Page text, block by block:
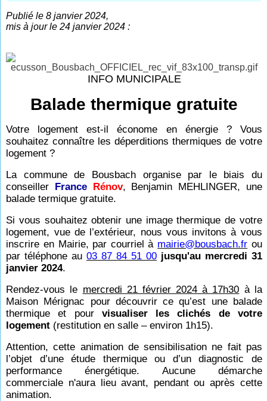
Publié le 8 janvier 2024,
mis à jour le 24 janvier 2024 :
INFO MUNICIPALE
Balade thermique gratuite
Votre logement est-il économe en énergie ? Vous
souhaitez connaître les déperditions thermiques de votre
logement ?
La commune de Bousbach organise par le biais du
conseiller France Rénov, Benjamin MEHLINGER, une
balade termique gratuite.
Si vous souhaitez obtenir une image thermique de votre
logement, vue de l’extérieur, nous vous invitons à vous
inscrire en Mairie, par courriel à mairie@bousbach.fr ou
par téléphone au03 87 84 51 00 jusqu'au mercredi 31
janvier 2024.
Rendez-vous le mercredi 21 février 2024 à 17h30 à la
Maison Mérignac pour découvrir ce qu’est une balade
thermique et pour visualiser les clichés de votre
logement (restitution en salle – environ 1h15).
Attention, cette animation de sensibilisation ne fait pas
l’objet d’une étude thermique ou d’un diagnostic de
performance énergétique. Aucune démarche
commerciale n'aura lieu avant, pendant ou après cette
animation.